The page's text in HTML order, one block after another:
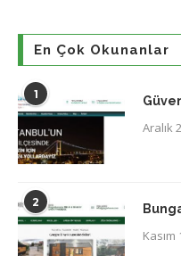
En Çok Okunanlar
1
Aralık
2
Kasım